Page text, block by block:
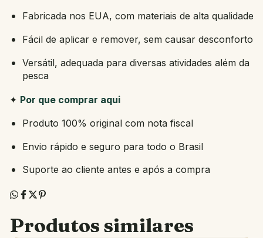
Fabricada nos EUA, com materiais de alta qualidade
Fácil de aplicar e remover, sem causar desconforto
Versátil, adequada para diversas atividades além da
pesca
✦ Por que comprar aqui
Produto 100% original com nota fiscal
Envio rápido e seguro para todo o Brasil
Suporte ao cliente antes e após a compra
Produtos similares